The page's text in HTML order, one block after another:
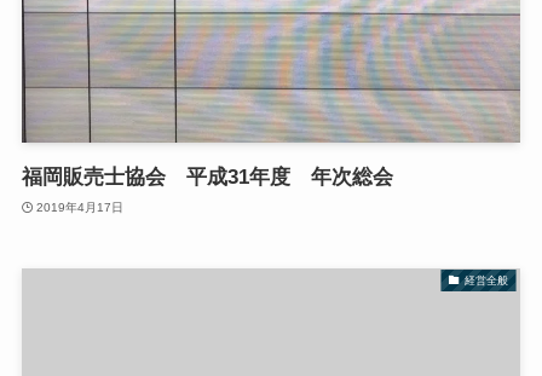
福岡販売士協会 平成31年度 年次総会
2019年4月17日
経営全般